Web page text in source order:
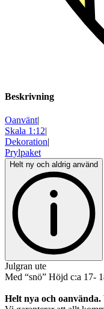
Beskrivning
Oanvänt|
Skala 1:12|
Dekoration|
Prylpaket
Helt ny och aldrig använd
Julgran ute
Med “snö” Höjd c:a 17-
Helt nya och